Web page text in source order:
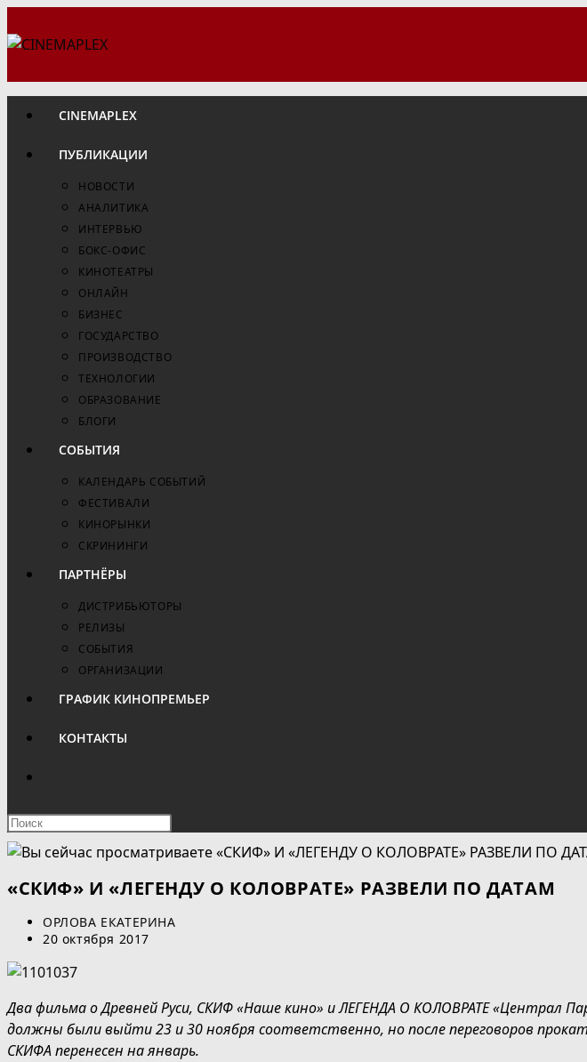
к
CINEMAPLEX
ПУБЛИКАЦИИ
НОВОСТИ
АНАЛИТИКА
ИНТЕРВЬЮ
БОКС-ОФИС
КИНОТЕАТРЫ
ОНЛАЙН
БИЗНЕС
ГОСУДАРСТВО
ПРОИЗВОДСТВО
ТЕХНОЛОГИИ
ОБРАЗОВАНИЕ
БЛОГИ
СОБЫТИЯ
КАЛЕНДАРЬ СОБЫТИЙ
ФЕСТИВАЛИ
КИНОРЫНКИ
СКРИНИНГИ
ПАРТНЁРЫ
ДИСТРИБЬЮТОРЫ
РЕЛИЗЫ
СОБЫТИЯ
ОРГАНИЗАЦИИ
ГРАФИК КИНОПРЕМЬЕР
КОНТАКТЫ
ПОИСК
ПО
ВЕБ-
САЙТУ
Нажмите
клавишу
Escape,
чтобы
панель
«СКИФ» И «ЛЕГЕНДУ О КОЛОВРАТЕ» РАЗВЕЛИ ПО ДАТАМ
Автор
записи:
ОРЛОВА ЕКАТЕРИНА
Запись
20 октября 2017
Два фильма о Древней Руси, СКИФ «Наше кино» и ЛЕГЕНДА О КОЛОВРАТЕ «Централ
должны были выйти 23 и 30 ноября соответственно, но после переговоров
СКИФА перенесен на январь.